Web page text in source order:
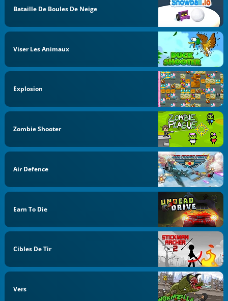
Bataille De Boules De Neige
Viser Les Animaux
Explosion
Zombie Shooter
Air Defence
Earn To Die
Cibles De Tir
Vers